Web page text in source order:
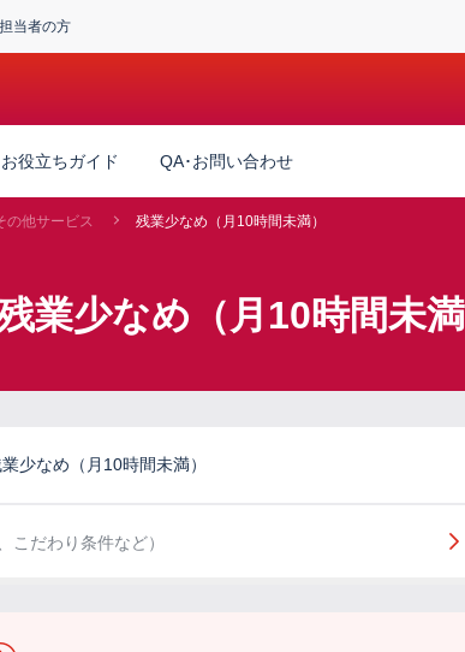
当者の方
お役立ちガイド QA･お問い合わせ
の他サービス 残業少なめ（月10時間未満）
業少なめ（月10時間未
少なめ（月10時間未満）
こだわり条件など）